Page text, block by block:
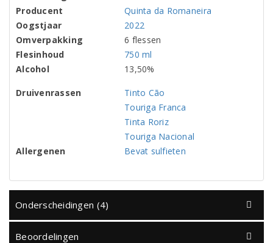
Producent
Quinta da Romaneira
Oogstjaar
2022
Omverpakking
6 flessen
Flesinhoud
750 ml
Alcohol
13,50%
Druivenrassen
Tinto Cão
Touriga Franca
Tinta Roriz
Touriga Nacional
Allergenen
Bevat sulfieten
Onderscheidingen (4)
Beoordelingen